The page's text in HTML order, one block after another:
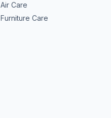
Air Care
Furniture Care